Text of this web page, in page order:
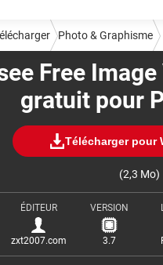
Free
gratuit pour
Télécharger pour
(2,3 Mo)
ÉDITEUR
zxt2007.com
VERSION
3.7
Photo & Graphisme